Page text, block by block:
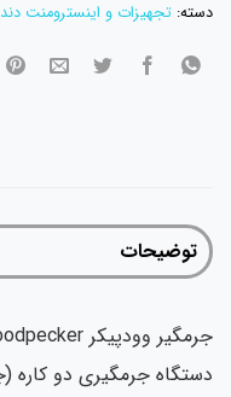
تجهیزات و اینسترومنت
توضیحات
جرمگیری دو کاره